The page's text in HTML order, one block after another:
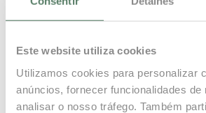
Este website utiliza cookies
Utilizamos cookies para personalizar
anúncios, fornecer funcionalidades de
analisar o nosso tráfego. Também
no piso inferior e é também uma sala
crianças independente, servida por
adjacente. As portas do pátio
que tem um churrasco a gás